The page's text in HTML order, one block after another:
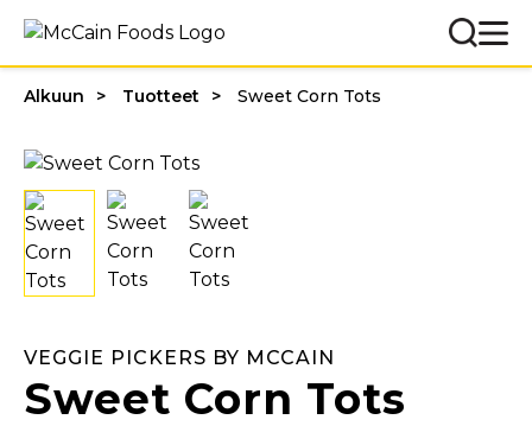
Alkuun Tuotteet Sweet Corn Tots
VEGGIE PICKERS BY MCCAIN
Sweet Corn Tots